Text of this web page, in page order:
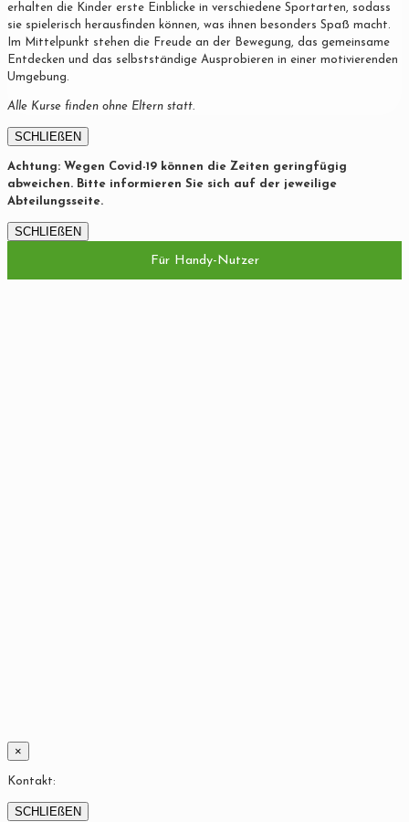
erhalten die Kinder erste Einblicke in verschiedene Sportarten, sodass
sie spielerisch herausfinden können, was ihnen besonders Spaß macht.
Im Mittelpunkt stehen die Freude an der Bewegung, das gemeinsame
Entdecken und das selbstständige Ausprobieren in einer motivierenden
Umgebung.
Alle Kurse finden ohne Eltern statt.
SCHLIEßEN
Achtung: Wegen Covid-19 können die Zeiten geringfügig
abweichen. Bitte informieren Sie sich auf der jeweilige
Abteilungsseite.
SCHLIEßEN
Für Handy-Nutzer
×
Kontakt:
SCHLIEßEN